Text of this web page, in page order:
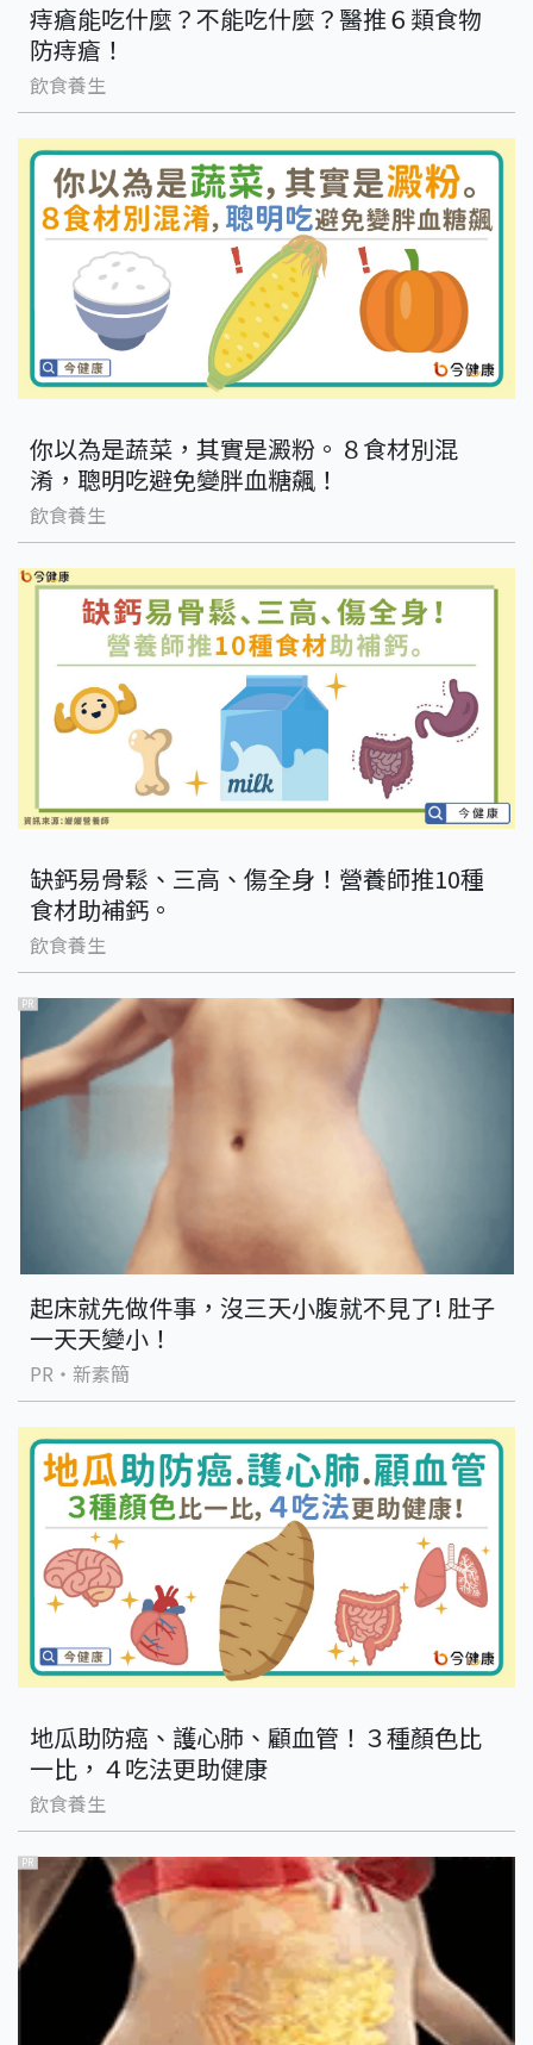
痔瘡能吃什麼？不能吃什麼？醫推６類食物
防痔瘡！
飲食養生
你以為是蔬菜，其實是澱粉。８食材別混
淆，聰明吃避免變胖血糖飆！
飲食養生
缺鈣易骨鬆、三高、傷全身！營養師推10種
食材助補鈣。
飲食養生
PR
起床就先做件事，沒三天小腹就不見了! 肚子
一天天變小！
PR・新素簡
地瓜助防癌、護心肺、顧血管！３種顏色比
一比，４吃法更助健康
飲食養生
PR